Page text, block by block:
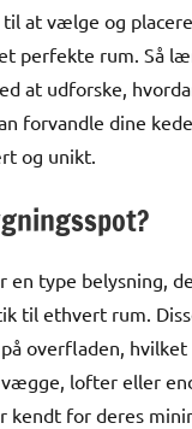
at vælge og
perfekte rum. Så
at udforske,
forvandle dine
og unikt.
en type belysning,
til ethvert rum.
overfladen, hvilket
lofter eller
kendt for deres